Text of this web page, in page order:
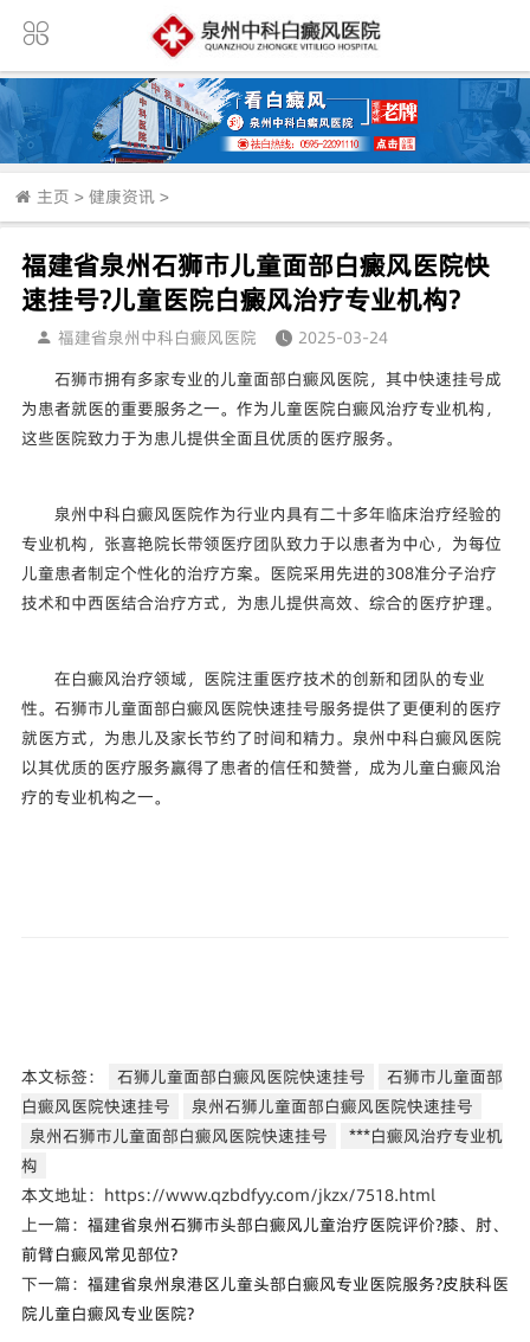
主页 > 健康资讯 >
福建省泉州石狮市儿童面部白癜风医院快
速挂号?儿童医院白癜风治疗专业机构?
福建省泉州中科白癜风医院
2025-03-24
石狮市拥有多家专业的儿童面部白癜风医院，其中快速挂号成
为患者就医的重要服务之一。作为儿童医院白癜风治疗专业机构，
这些医院致力于为患儿提供全面且优质的医疗服务。
泉州中科白癜风医院作为行业内具有二十多年临床治疗经验的
专业机构，张喜艳院长带领医疗团队致力于以患者为中心，为每位
儿童患者制定个性化的治疗方案。医院采用先进的308准分子治疗
技术和中西医结合治疗方式，为患儿提供高效、综合的医疗护理。
在白癜风治疗领域，医院注重医疗技术的创新和团队的专业
性。石狮市儿童面部白癜风医院快速挂号服务提供了更便利的医疗
就医方式，为患儿及家长节约了时间和精力。泉州中科白癜风医院
以其优质的医疗服务赢得了患者的信任和赞誉，成为儿童白癜风治
疗的专业机构之一。
本文标签： 石狮儿童面部白癜风医院快速挂号
石狮市儿童面部
白癜风医院快速挂号
泉州石狮儿童面部白癜风医院快速挂号
泉州石狮市儿童面部白癜风医院快速挂号
***白癜风治疗专业机
构
本文地址：https://www.qzbdfyy.com/jkzx/7518.html
上一篇： 福建省泉州石狮市头部白癜风儿童治疗医院评价?膝、肘、
前臂白癜风常见部位?
下一篇： 福建省泉州泉港区儿童头部白癜风专业医院服务?皮肤科医
院儿童白癜风专业医院?